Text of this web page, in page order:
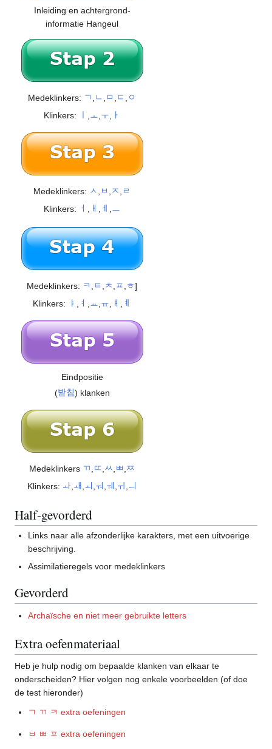
Inleiding en achtergrond-
informatie Hangeul
Medeklinkers: ㄱ ㄴ ㅁ ㄷ
ㅇ
Klinkers:
ㅗ ㅜ ㅏ
Medeklinkers: ㅅ ㅂ ㅈ ㄹ
Klinkers: ㅓ ㅐ ㅔ ㅡ
Medeklinkers: ㅋ ㅌ ㅊ ㅍ ㅎ]
Klinkers:
ㅑ ㅕ ㅛ ㅠ ㅒ ㅖ
Eindpositie
(받침) klanken
Medeklinkers ㄲ ㄸ ㅆ ㅃ ㅉ
Klinkers: ㅘ ㅙ ㅚ ㅝ ㅞ ㅟ ㅢ
Half-gevorderd
Links naar alle afzonderlijke karakters, met een uitvoerige
beschrijving.
Assimilatieregels voor medeklinkers
Gevorderd
Archaïsche en niet meer gebruikte letters
Extra oefenmateriaal
Heb je hulp nodig om bepaalde klanken van elkaar te
onderscheiden? Hier volgen nog enkele voorbeelden (of doe
de test hieronder)
ㄱ ㄲ ㅋ extra oefeningen
ㅂ ㅃ ㅍ extra oefeningen